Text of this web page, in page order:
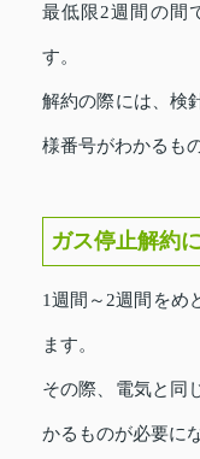
最低限2週間の間
す。
解約の際には、検
様番号がわかるも
ガス停止解約
1週間～2週間をめ
ます。
その際、電気と同
かるものが必要に